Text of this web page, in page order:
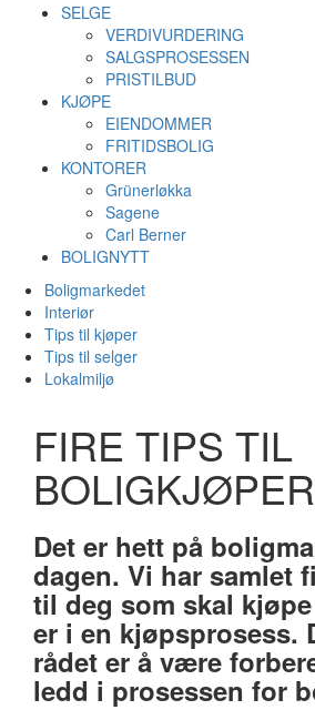
SELGE
VERDIVURDERING
SALGSPROSESSEN
PRISTILBUD
KJØPE
EIENDOMMER
FRITIDSBOLIG
KONTORER
Grünerløkka
Sagene
Carl Berner
BOLIGNYTT
Boligmarkedet
Interiør
Tips til kjøper
Tips til selger
Lokalmiljø
FIRE TIPS TIL
Det er hett på
dagen. Vi har samlet
til deg som skal
er i en kjøpsprosess.
rådet er å være
ledd i prosessen for